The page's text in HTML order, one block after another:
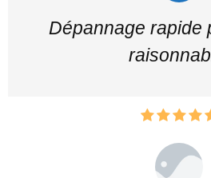
Dépannage rapide